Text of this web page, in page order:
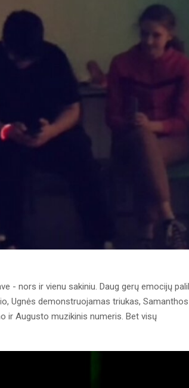
- nors ir vienu sakiniu. Daug gerų emocijų
Ugnės demonstruojamas triukas, Samanthos
ir Augusto muzikinis numeris. Bet visų